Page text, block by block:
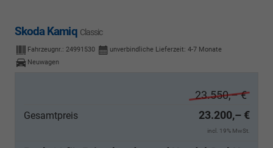
Skoda Kamiq Classic
Fahrzeugnr.: 24991530
unverbindliche Lieferzeit: 4-7 Monate
Neuwagen
23.550,– €
Gesamtpreis 23.200,– €
incl. 19% MwSt.